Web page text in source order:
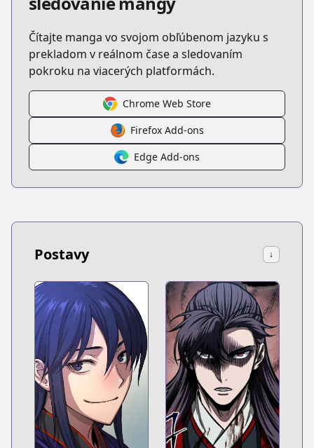
Čítajte manga vo svojom obľúbenom jazyku s
prekladom v reálnom čase a sledovaním
pokroku na viacerých platformách.
Chrome Web Store
Firefox Add-ons
Edge Add-ons
Postavy ↓